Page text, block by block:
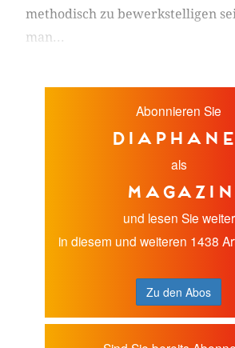
methodisch zu bewerkstelligen
man...
Abonnieren Sie
als
Magazin
und lesen Sie weiter
in diesem und weiteren 1438
Zu den Abos